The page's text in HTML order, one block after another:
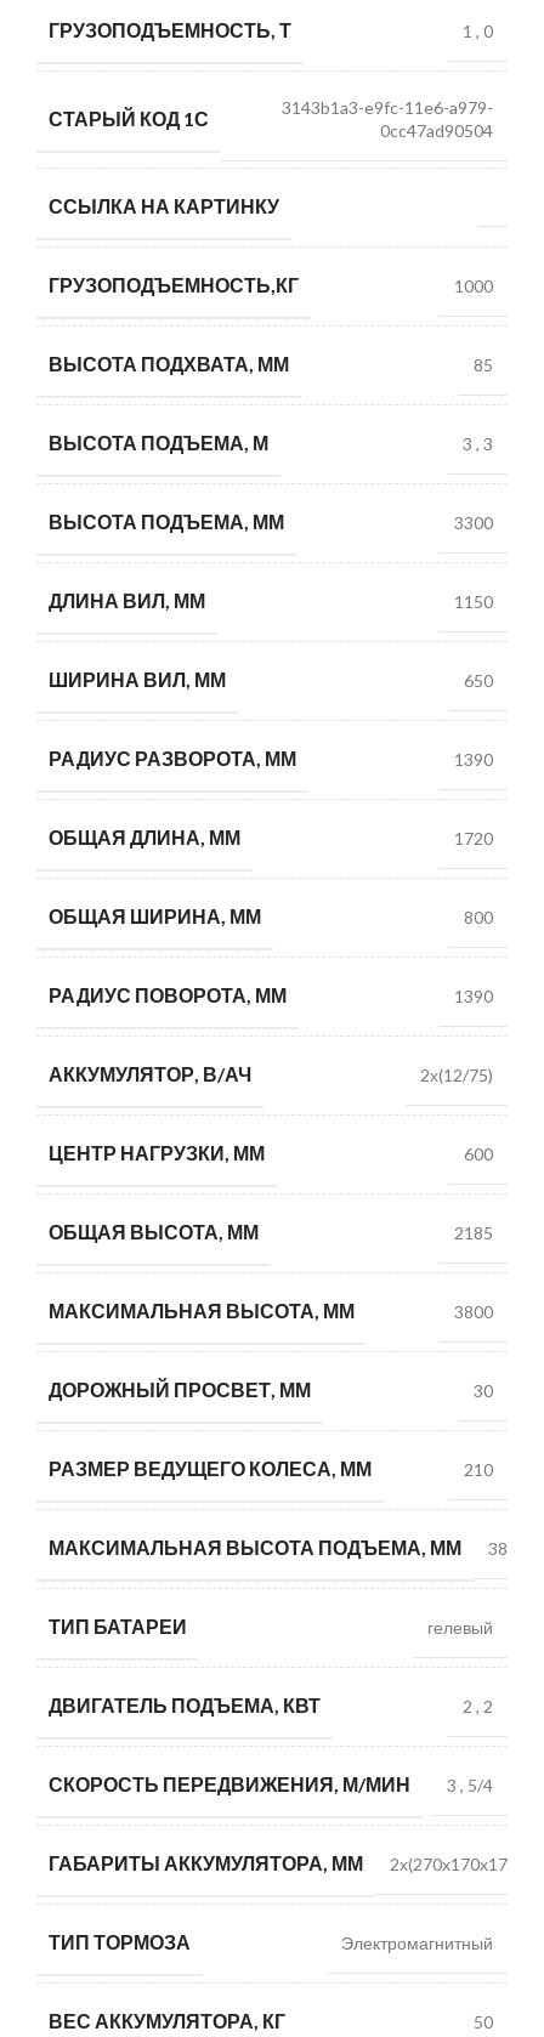
ГРУЗОПОДЪЕМНОСТЬ, Т 1 , 0
СТАРЫЙ КОД 1С
3143b1a3-e9fc-11e6-a979-
0cc47ad90504
ССЫЛКА НА КАРТИНКУ
ГРУЗОПОДЪЕМНОСТЬ,КГ 1000
ВЫСОТА ПОДХВАТА, ММ 85
ВЫСОТА ПОДЪЕМА, М 3 , 3
ВЫСОТА ПОДЪЕМА, ММ 3300
ДЛИНА ВИЛ, ММ 1150
ШИРИНА ВИЛ, ММ 650
РАДИУС РАЗВОРОТА, ММ 1390
ОБЩАЯ ДЛИНА, ММ 1720
ОБЩАЯ ШИРИНА, ММ 800
РАДИУС ПОВОРОТА, ММ 1390
АККУМУЛЯТОР, В/АЧ 2х(12/75)
ЦЕНТР НАГРУЗКИ, ММ 600
ОБЩАЯ ВЫСОТА, ММ 2185
МАКСИМАЛЬНАЯ ВЫСОТА, ММ 3800
ДОРОЖНЫЙ ПРОСВЕТ, ММ 30
РАЗМЕР ВЕДУЩЕГО КОЛЕСА, ММ 210
МАКСИМАЛЬНАЯ ВЫСОТА ПОДЪЕМА, ММ 3800
ТИП БАТАРЕИ гелевый
ДВИГАТЕЛЬ ПОДЪЕМА, КВТ 2 , 2
СКОРОСТЬ ПЕРЕДВИЖЕНИЯ, М/МИН 3 , 5/4
ГАБАРИТЫ АККУМУЛЯТОРА, ММ 2х(270х170х170)
ТИП ТОРМОЗА Электромагнитный
ВЕС АККУМУЛЯТОРА, КГ 50